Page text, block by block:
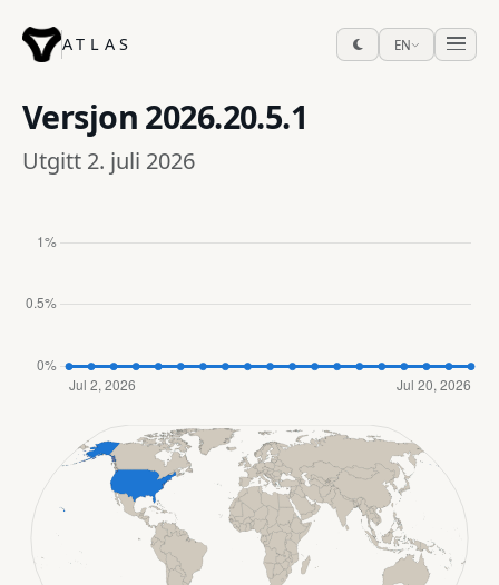
ATLAS EN
Versjon 2026.20.5.1
Utgitt 2. juli 2026